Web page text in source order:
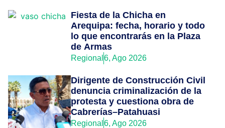
Fiesta de la Chicha en
Arequipa: fecha, horario y todo
lo que encontrarás en la Plaza
de Armas
Regional 6, Ago 2026
Dirigente de Construcción Civil
denuncia criminalización de la
protesta y cuestiona obra de
Cabrerías–Patahuasi
Regional 6, Ago 2026